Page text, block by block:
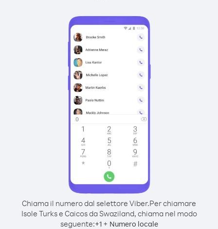
Chiama il numero dal selettore Viber.Per chiamare
Isole Turks e Caicos da Swaziland, chiama nel modo
seguente:+1+ Numero locale